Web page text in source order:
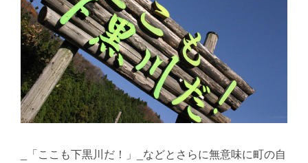
_「ここも下黒川だ！」_などとさらに無意味に町の自